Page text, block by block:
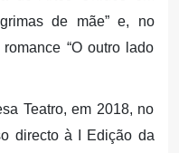
de mãe” e, no
“O outro lado
Teatro, em 2018, no
directo à I Edição da